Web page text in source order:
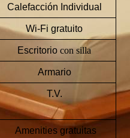
Calefacción Individual
Wi-Fi gratuito
Escritorio con silla
Armario
T.V.
Amenities gratuitas